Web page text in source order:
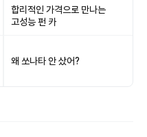
합리적인 가격으로 만나는
고성능 펀 카
왜 쏘나타 안 샀어?